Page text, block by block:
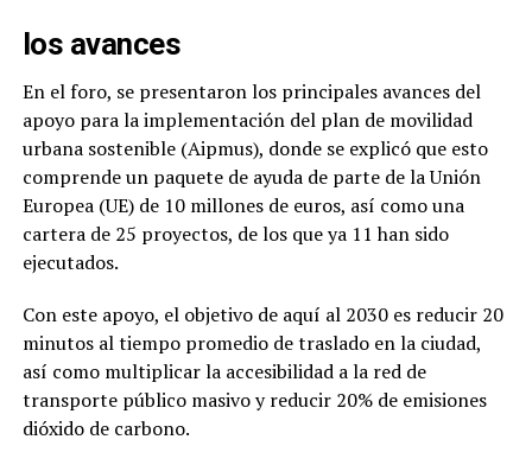
los avances
En el foro, se presentaron los principales avances del
apoyo para la implementación del plan de movilidad
urbana sostenible (Aipmus), donde se explicó que esto
comprende un paquete de ayuda de parte de la Unión
Europea (UE) de 10 millones de euros, así como una
cartera de 25 proyectos, de los que ya 11 han sido
ejecutados.
Con este apoyo, el objetivo de aquí al 2030 es reducir 20
minutos al tiempo promedio de traslado en la ciudad,
así como multiplicar la accesibilidad a la red de
transporte público masivo y reducir 20% de emisiones
dióxido de carbono.